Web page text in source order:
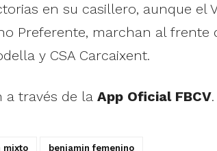
en su casillero, aunque el
Preferente, marchan al frente
y CSA Carcaixent.
a través de la App Oficial FBCV.
mixto benjamin femenino